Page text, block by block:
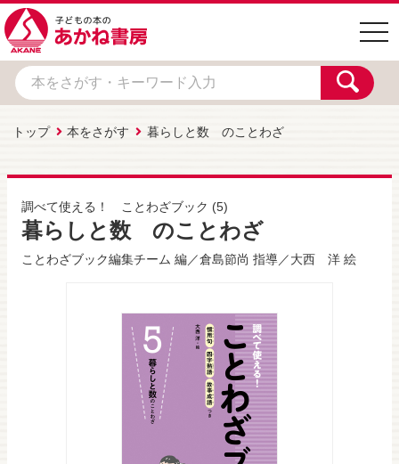
トップ 本をさがす 暮らしと数 のことわざ
調べて使える！ ことわざブック (5)
暮らしと数 のことわざ
ことわざブック編集チーム 編／倉島節尚 指導／大西 洋 絵